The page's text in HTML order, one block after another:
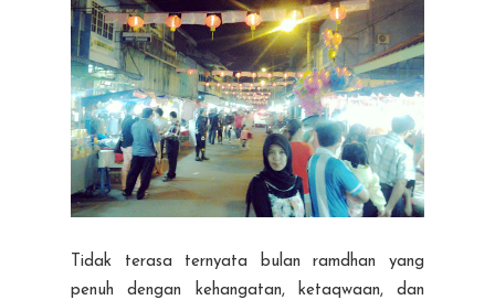
Tidak terasa ternyata bulan ramdhan yang
penuh dengan kehangatan, ketaqwaan, dan